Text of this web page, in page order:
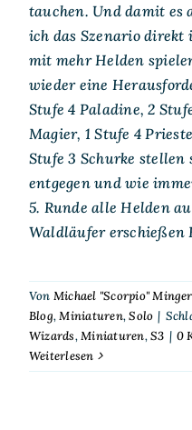
tauchen. Und damit es
ich das Szenario direkt
mit mehr Helden
wieder eine
Stufe 4 Paladine, 2
Magier, 1 Stufe 4
Stufe 3 Schurke
entgegen und wie
5. Runde alle Helden
Waldläufer erschießen
Von Michael "Scorpio"
Blog,Miniaturen,Solo |
Wizards,Miniaturen,S3 | 0
Weiterlesen